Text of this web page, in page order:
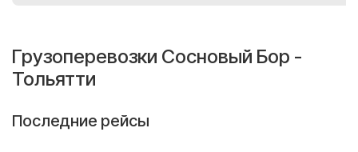
Грузоперевозки Сосновый Бор -
Тольятти
Последние рейсы